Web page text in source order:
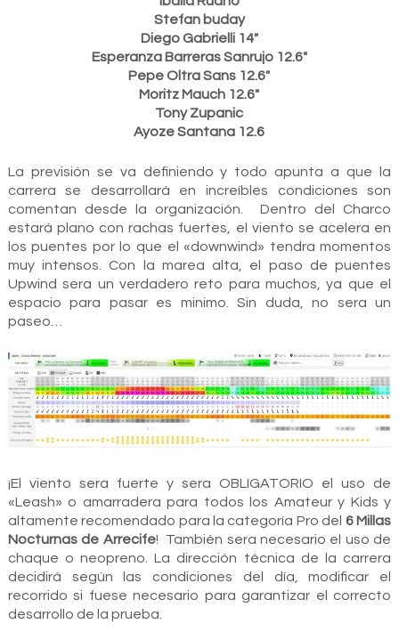
Stefan buday
Diego Gabrielli 14″
Esperanza Barreras Sanrujo 12.6″
Pepe Oltra Sans 12.6″
Moritz Mauch 12.6″
Tony Zupanic
Ayoze Santana 12.6
La previsión se va definiendo y todo apunta a que la
carrera se desarrollará en increíbles condiciones son
comentan desde la organización. Dentro del Charco
estará plano con rachas fuertes, el viento se acelera en
los puentes por lo que el «downwind» tendra momentos
muy intensos. Con la marea alta, el paso de puentes
Upwind sera un verdadero reto para muchos, ya que el
espacio para pasar es minimo. Sin duda, no sera un
paseo…
¡El viento sera fuerte y sera OBLIGATORIO el uso de
«Leash» o amarradera para todos los Amateur y Kids y
altamente recomendado para la categoría Pro del 6 Millas
Nocturnas de Arrecife! También sera necesario el uso de
chaque o neopreno. La dirección técnica de la carrera
decidirá según las condiciones del día, modificar el
recorrido si fuese necesario para garantizar el correcto
desarrollo de la prueba.